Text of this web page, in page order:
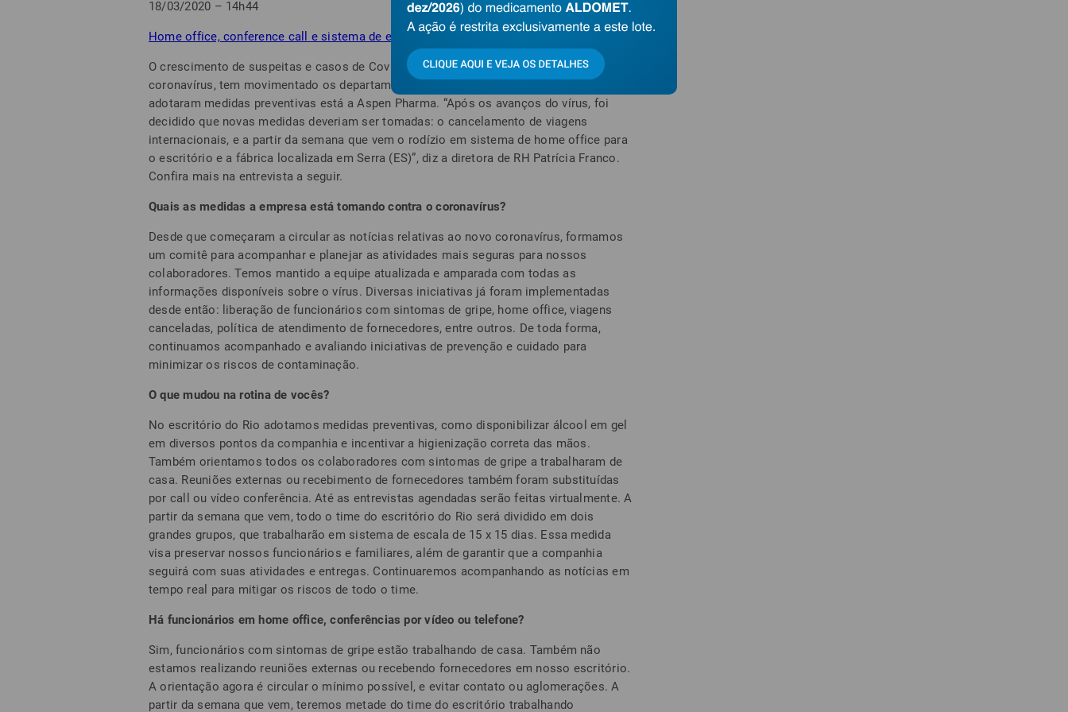
18/03/2020 – 14h44
Home office, conference call e sistema de escala são algumas das medidas
O crescimento de suspeitas e casos de Covid-19, doença causada pelo novo
coronavírus, tem movimentado os departamentos de RH. Entre as empresas que já
adotaram medidas preventivas está a Aspen Pharma. “Após os avanços do vírus, foi
decidido que novas medidas deveriam ser tomadas: o cancelamento de viagens
internacionais, e a partir da semana que vem o rodízio em sistema de home office para
o escritório e a fábrica localizada em Serra (ES)”, diz a diretora de RH Patrícia Franco.
Confira mais na entrevista a seguir.
Quais as medidas a empresa está tomando contra o coronavírus?
Desde que começaram a circular as notícias relativas ao novo coronavírus, formamos
um comitê para acompanhar e planejar as atividades mais seguras para nossos
colaboradores. Temos mantido a equipe atualizada e amparada com todas as
informações disponíveis sobre o vírus. Diversas iniciativas já foram implementadas
desde então: liberação de funcionários com sintomas de gripe, home office, viagens
canceladas, política de atendimento de fornecedores, entre outros. De toda forma,
continuamos acompanhado e avaliando iniciativas de prevenção e cuidado para
minimizar os riscos de contaminação.
O que mudou na rotina de vocês?
No escritório do Rio adotamos medidas preventivas, como disponibilizar álcool em gel
em diversos pontos da companhia e incentivar a higienização correta das mãos.
Também orientamos todos os colaboradores com sintomas de gripe a trabalharam de
casa. Reuniões externas ou recebimento de fornecedores também foram substituídas
por call ou vídeo conferência. Até as entrevistas agendadas serão feitas virtualmente. A
partir da semana que vem, todo o time do escritório do Rio será dividido em dois
grandes grupos, que trabalharão em sistema de escala de 15 x 15 dias. Essa medida
visa preservar nossos funcionários e familiares, além de garantir que a companhia
seguirá com suas atividades e entregas. Continuaremos acompanhando as notícias em
tempo real para mitigar os riscos de todo o time.
Há funcionários em home office, conferências por vídeo ou telefone?
Sim, funcionários com sintomas de gripe estão trabalhando de casa. Também não
estamos realizando reuniões externas ou recebendo fornecedores em nosso escritório.
A orientação agora é circular o mínimo possível, e evitar contato ou aglomerações. A
partir da semana que vem, teremos metade do time do escritório trabalhando